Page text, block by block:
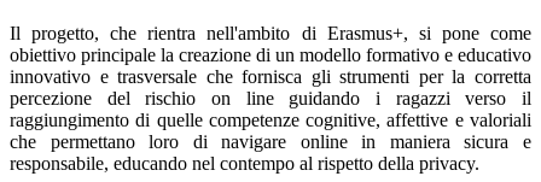
Il progetto, che rientra nell'ambito di Erasmus+, si pone come
obiettivo principale la creazione di un modello formativo e educativo
innovativo e trasversale che fornisca gli strumenti per la corretta
percezione del rischio on line guidando i ragazzi verso il
raggiungimento di quelle competenze cognitive, affettive e valoriali
che permettano loro di navigare online in maniera sicura e
responsabile, educando nel contempo al rispetto della privacy.